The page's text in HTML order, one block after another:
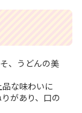
、うどんの美
な味わいに
があり、口の